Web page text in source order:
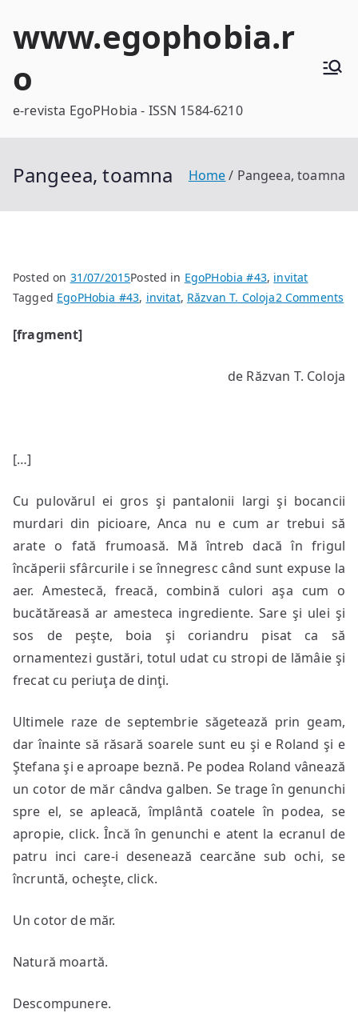
www.egophobia.r
o
e-revista EgoPHobia - ISSN 1584-6210
Pangeea, toamna Home Pangeea, toamna
Posted on 31/07/2015Posted in EgoPHobia #43, invitat
Tagged EgoPHobia #43, invitat, Răzvan T. Coloja2 Comments
[fragment]
de Răzvan T. Coloja
[…]
Cu pulovărul ei gros şi pantalonii largi şi bocancii
murdari din picioare, Anca nu e cum ar trebui să
arate o fată frumoasă. Mă întreb dacă în frigul
încăperii sfârcurile i se înnegresc când sunt expuse la
aer. Amestecă, freacă, combină culori aşa cum o
bucătăreasă ar amesteca ingrediente. Sare şi ulei şi
sos de peşte, boia şi coriandru pisat ca să
ornamentezi gustări, totul udat cu stropi de lămâie şi
frecat cu periuţa de dinţi.
Ultimele raze de septembrie săgetează prin geam,
dar înainte să răsară soarele sunt eu şi e Roland şi e
Ştefana şi e aproape beznă. Pe podea Roland vânează
un cotor de măr cândva galben. Se trage în genunchi
spre el, se apleacă, împlântă coatele în podea, se
apropie, click. Încă în genunchi e atent la ecranul de
patru inci care-i desenează cearcăne sub ochi, se
încruntă, ocheşte, click.
Un cotor de măr.
Natură moartă.
Descompunere.